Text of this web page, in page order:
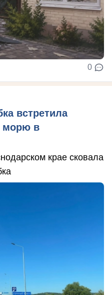
0
встретила
морю в
крае сковала